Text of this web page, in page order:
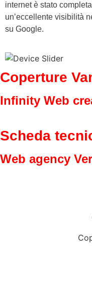
internet è stato
un’eccellente visibilità
su Google.
Coperture
Infinity Web
Scheda
Web agency